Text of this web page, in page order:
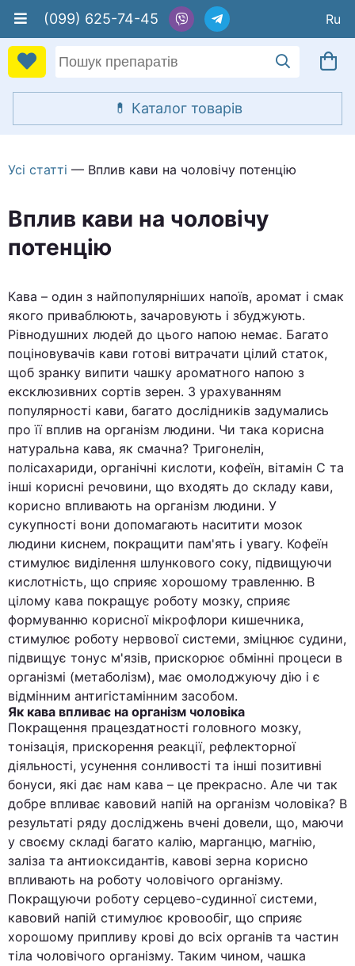
(099) 625-74-45
Усі статті — Вплив кави на чоловічу потенцію
Вплив кави на чоловічу
потенцію
Кава – один з найпопулярніших напоїв, аромат і смак
якого приваблюють, зачаровують і збуджують.
Рівнодушних людей до цього напою немає. Багато
поціновувачів кави готові витрачати цілий статок,
щоб зранку випити чашку ароматного напою з
ексклюзивних сортів зерен. З урахуванням
популярності кави, багато дослідників задумались
про її вплив на організм людини. Чи така корисна
натуральна кава, як смачна? Тригонелін,
полісахариди, органічні кислоти, кофеїн, вітамін C та
інші корисні речовини, що входять до складу кави,
корисно впливають на організм людини. У
сукупності вони допомагають наситити мозок
людини киснем, покращити пам'ять і увагу. Кофеїн
стимулює виділення шлункового соку, підвищуючи
кислотність, що сприяє хорошому травленню. В
цілому кава покращує роботу мозку, сприяє
формуванню корисної мікрофлори кишечника,
стимулює роботу нервової системи, зміцнює судини,
підвищує тонус м'язів, прискорює обмінні процеси в
організмі (метаболізм), має омолоджуючу дію і є
відмінним антигістамінним засобом.
Як кава впливає на організм чоловіка
Покращення працездатності головного мозку,
тонізація, прискорення реакції, рефлекторної
діяльності, усунення сонливості та інші позитивні
бонуси, які дає нам кава – це прекрасно. Але чи так
добре впливає кавовий напій на організм чоловіка? В
результаті ряду досліджень вчені довели, що, маючи
у своєму складі багато калію, марганцю, магнію,
заліза та антиоксидантів, кавові зерна корисно
впливають на роботу чоловічого організму.
Покращуючи роботу серцево-судинної системи,
кавовий напій стимулює кровообіг, що сприяє
хорошому припливу крові до всіх органів та частин
тіла чоловічого організму. Таким чином, чашка